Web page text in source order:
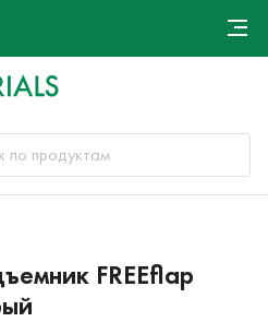
Оплата и доставка
FREEflap